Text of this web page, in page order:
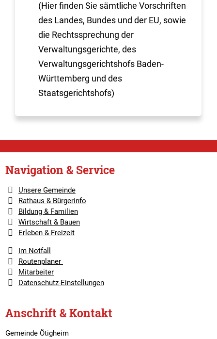
(Hier finden Sie sämtliche Vorschriften
des Landes, Bundes und der EU, sowie
die Rechtssprechung der
Verwaltungsgerichte, des
Verwaltungsgerichtshofs Baden-
Württemberg und des
Staatsgerichtshofs)
Navigation & Service
Unsere Gemeinde
Rathaus & Bürgerinfo
Bildung & Familien
Wirtschaft & Bauen
Erleben & Freizeit
Im Notfall
Routenplaner
Mitarbeiter
Datenschutz-Einstellungen
Anschrift & Kontakt
Gemeinde Ötigheim